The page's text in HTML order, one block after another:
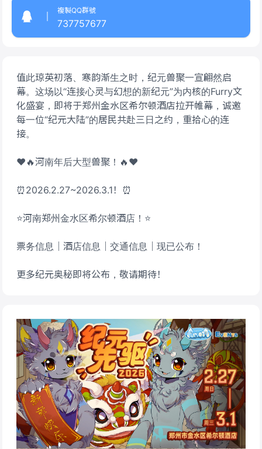
值此琼英初落、寒韵渐生之时，纪元兽聚一宣翩然启
幕。这场以“连接心灵与幻想的新纪元”为内核的Furry文
化盛宴，即将于郑州金水区希尔顿酒店拉开帷幕，诚邀
每一位“纪元大陆”的居民共赴三日之约，重拾心的连
接。
❤🔥河南年后大型兽聚！🔥❤
⏰2026.2.27~2026.3.1！⏰
⭐河南郑州金水区希尔顿酒店！⭐
票务信息｜酒店信息｜交通信息｜现已公布！
複製QQ群號
737757677